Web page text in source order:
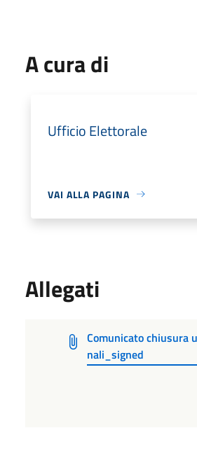
A cura di
Ufficio Elettorale
VAI ALLA PAGINA
Allegati
Comunicato chiusura
nali_signed